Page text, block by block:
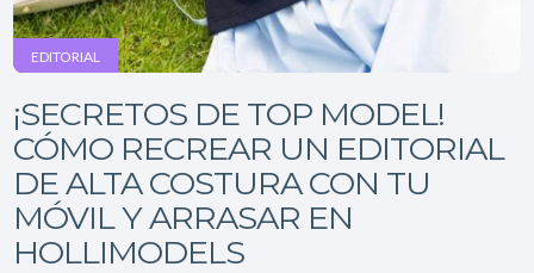
EDITORIAL
¡SECRETOS DE TOP MODEL!
CÓMO RECREAR UN EDITORIAL
DE ALTA COSTURA CON TU
MÓVIL Y ARRASAR EN
HOLLIMODELS